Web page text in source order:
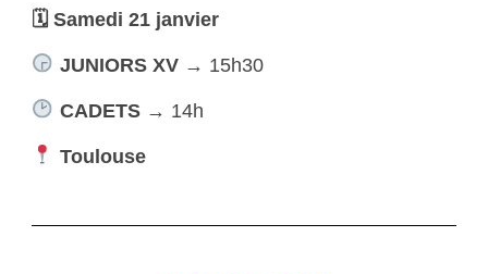
🗓 Samedi 21 janvier
JUNIORS XV→ 15h30
CADETS→ 14h
Toulouse